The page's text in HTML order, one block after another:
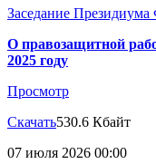
Заседание
О правозащитной
2025 году
Просмотр
Скачать530.6 Кбайт
07 июля 2026 00:00